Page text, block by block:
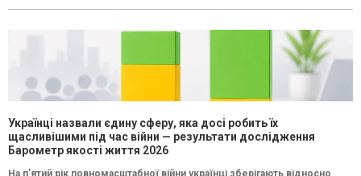
Українці назвали єдину сферу, яка досі робить їх
щасливішими під час війни — результати дослідження
Барометр якості життя 2026
На п’ятий рік повномасштабної війни українці зберігають відносно